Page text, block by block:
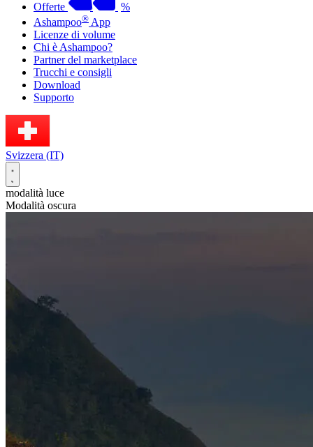
Offerte
%
Ashampoo® App
Licenze di volume
Chi è Ashampoo?
Partner del marketplace
Trucchi e consigli
Download
Supporto
Svizzera (IT)
modalità luce
Modalità oscura